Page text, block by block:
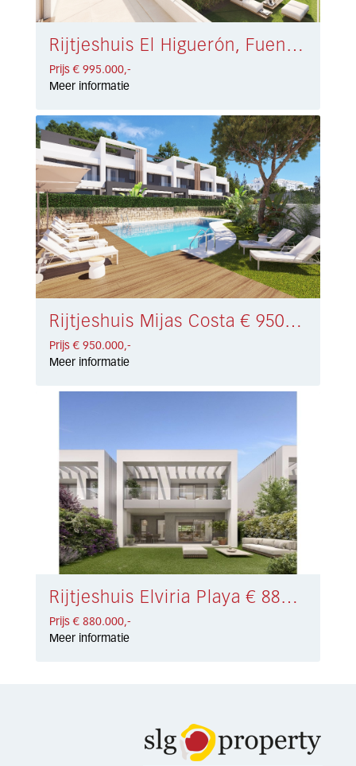
Rijtjeshuis El Higuerón, Fuengirola € 995.000,-
Prijs € 995.000,-
Meer informatie
Rijtjeshuis Mijas Costa € 950.000,-
Prijs € 950.000,-
Meer informatie
Rijtjeshuis Elviria Playa € 880.000,-
Prijs € 880.000,-
Meer informatie